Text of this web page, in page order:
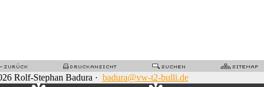
Rolf-Stephan Badura · badura@vw-t2-bulli.de